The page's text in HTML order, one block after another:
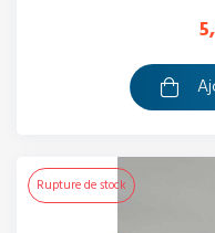
Rupture de stock